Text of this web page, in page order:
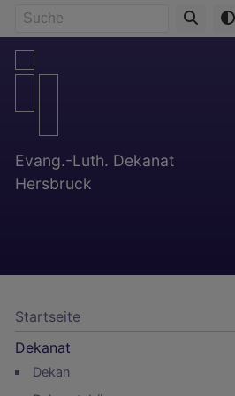
Direkt
Inhalt
Evang.-Luth. Dekanat
Hersbruck
Startseite
Dekanat
Dekan